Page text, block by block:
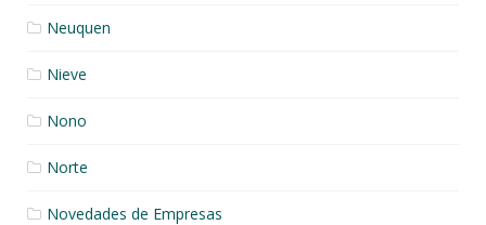
Neuquen
Nieve
Nono
Norte
Novedades de Empresas